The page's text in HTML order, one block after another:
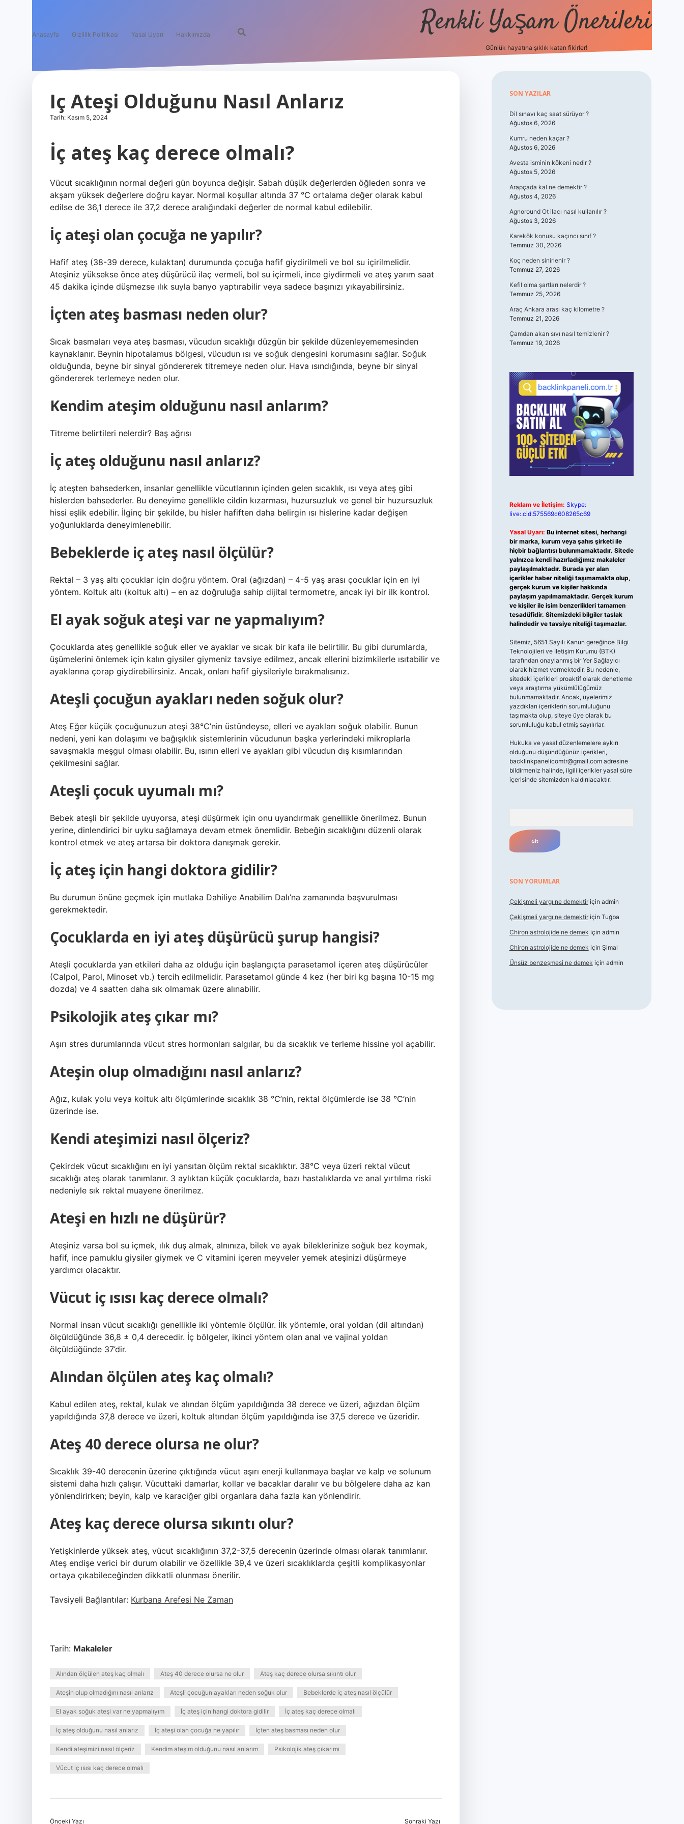
Anasayfa Gizlilik Politikası Yasal Uyarı Hakkımızda Renkli Yaşam Önerileri
Günlük hayatına şıklık katan fikirler!
Iç Ateşi Olduğunu Nasıl Anlarız
Tarih: Kasım 5, 2024
İç ateş kaç derece olmalı?
Vücut sıcaklığının normal değeri gün boyunca değişir. Sabah düşük değerlerden öğleden sonra ve
akşam yüksek değerlere doğru kayar. Normal koşullar altında 37 °C ortalama değer olarak kabul
edilse de 36,1 derece ile 37,2 derece aralığındaki değerler de normal kabul edilebilir.
İç ateşi olan çocuğa ne yapılır?
Hafif ateş (38-39 derece, kulaktan) durumunda çocuğa hafif giydirilmeli ve bol su içirilmelidir.
Ateşiniz yüksekse önce ateş düşürücü ilaç vermeli, bol su içirmeli, ince giydirmeli ve ateş yarım saat
45 dakika içinde düşmezse ılık suyla banyo yaptırabilir veya sadece başınızı yıkayabilirsiniz.
İçten ateş basması neden olur?
Sıcak basmaları veya ateş basması, vücudun sıcaklığı düzgün bir şekilde düzenleyememesinden
kaynaklanır. Beynin hipotalamus bölgesi, vücudun ısı ve soğuk dengesini korumasını sağlar. Soğuk
olduğunda, beyne bir sinyal göndererek titremeye neden olur. Hava ısındığında, beyne bir sinyal
göndererek terlemeye neden olur.
Kendim ateşim olduğunu nasıl anlarım?
Titreme belirtileri nelerdir? Baş ağrısı
İç ateş olduğunu nasıl anlarız?
İç ateşten bahsederken, insanlar genellikle vücutlarının içinden gelen sıcaklık, ısı veya ateş gibi
hislerden bahsederler. Bu deneyime genellikle cildin kızarması, huzursuzluk ve genel bir huzursuzluk
hissi eşlik edebilir. İlginç bir şekilde, bu hisler hafiften daha belirgin ısı hislerine kadar değişen
yoğunluklarda deneyimlenebilir.
Bebeklerde iç ateş nasıl ölçülür?
Rektal – 3 yaş altı çocuklar için doğru yöntem. Oral (ağızdan) – 4-5 yaş arası çocuklar için en iyi
yöntem. Koltuk altı (koltuk altı) – en az doğruluğa sahip dijital termometre, ancak iyi bir ilk kontrol.
El ayak soğuk ateşi var ne yapmalıyım?
Çocuklarda ateş genellikle soğuk eller ve ayaklar ve sıcak bir kafa ile belirtilir. Bu gibi durumlarda,
üşümelerini önlemek için kalın giysiler giymeniz tavsiye edilmez, ancak ellerini bizimkilerle ısıtabilir ve
ayaklarına çorap giydirebilirsiniz. Ancak, onları hafif giysileriyle bırakmalısınız.
Ateşli çocuğun ayakları neden soğuk olur?
Ateş Eğer küçük çocuğunuzun ateşi 38°C’nin üstündeyse, elleri ve ayakları soğuk olabilir. Bunun
nedeni, yeni kan dolaşımı ve bağışıklık sistemlerinin vücudunun başka yerlerindeki mikroplarla
savaşmakla meşgul olması olabilir. Bu, ısının elleri ve ayakları gibi vücudun dış kısımlarından
çekilmesini sağlar.
Ateşli çocuk uyumalı mı?
Bebek ateşli bir şekilde uyuyorsa, ateşi düşürmek için onu uyandırmak genellikle önerilmez. Bunun
yerine, dinlendirici bir uyku sağlamaya devam etmek önemlidir. Bebeğin sıcaklığını düzenli olarak
kontrol etmek ve ateş artarsa ​​bir doktora danışmak gerekir.
İç ateş için hangi doktora gidilir?
Bu durumun önüne geçmek için mutlaka Dahiliye Anabilim Dalı’na zamanında başvurulması
gerekmektedir.
Çocuklarda en iyi ateş düşürücü şurup hangisi?
Ateşli çocuklarda yan etkileri daha az olduğu için başlangıçta parasetamol içeren ateş düşürücüler
(Calpol, Parol, Minoset vb.) tercih edilmelidir. Parasetamol günde 4 kez (her biri kg başına 10-15 mg
dozda) ve 4 saatten daha sık olmamak üzere alınabilir.
Psikolojik ateş çıkar mı?
Aşırı stres durumlarında vücut stres hormonları salgılar, bu da sıcaklık ve terleme hissine yol açabilir.
Ateşin olup olmadığını nasıl anlarız?
Ağız, kulak yolu veya koltuk altı ölçümlerinde sıcaklık 38 °C’nin, rektal ölçümlerde ise 38 °C’nin
üzerinde ise.
Kendi ateşimizi nasıl ölçeriz?
Çekirdek vücut sıcaklığını en iyi yansıtan ölçüm rektal sıcaklıktır. 38°C veya üzeri rektal vücut
sıcaklığı ateş olarak tanımlanır. 3 aylıktan küçük çocuklarda, bazı hastalıklarda ve anal yırtılma riski
nedeniyle sık rektal muayene önerilmez.
Ateşi en hızlı ne düşürür?
Ateşiniz varsa bol su içmek, ılık duş almak, alnınıza, bilek ve ayak bileklerinize soğuk bez koymak,
hafif, ince pamuklu giysiler giymek ve C vitamini içeren meyveler yemek ateşinizi düşürmeye
yardımcı olacaktır.
Vücut iç ısısı kaç derece olmalı?
Normal insan vücut sıcaklığı genellikle iki yöntemle ölçülür. İlk yöntemle, oral yoldan (dil altından)
ölçüldüğünde 36,8 ± 0,4 derecedir. İç bölgeler, ikinci yöntem olan anal ve vajinal yoldan
ölçüldüğünde 37’dir.
Alından ölçülen ateş kaç olmalı?
Kabul edilen ateş, rektal, kulak ve alından ölçüm yapıldığında 38 derece ve üzeri, ağızdan ölçüm
yapıldığında 37,8 derece ve üzeri, koltuk altından ölçüm yapıldığında ise 37,5 derece ve üzeridir.
Ateş 40 derece olursa ne olur?
Sıcaklık 39-40 derecenin üzerine çıktığında vücut aşırı enerji kullanmaya başlar ve kalp ve solunum
sistemi daha hızlı çalışır. Vücuttaki damarlar, kollar ve bacaklar daralır ve bu bölgelere daha az kan
yönlendirirken; beyin, kalp ve karaciğer gibi organlara daha fazla kan yönlendirir.
Ateş kaç derece olursa sıkıntı olur?
Yetişkinlerde yüksek ateş, vücut sıcaklığının 37,2-37,5 derecenin üzerinde olması olarak tanımlanır.
Ateş endişe verici bir durum olabilir ve özellikle 39,4 ve üzeri sıcaklıklarda çeşitli komplikasyonlar
ortaya çıkabileceğinden dikkatli olunması önerilir.
Tavsiyeli Bağlantılar: Kurbana Arefesi Ne Zaman
Tarih: Makaleler
Alından ölçülen ateş kaç olmalı Ateş 40 derece olursa ne olur Ateş kaç derece olursa sıkıntı olur
Ateşin olup olmadığını nasıl anlarız Ateşli çocuğun ayakları neden soğuk olur Bebeklerde iç ateş nasıl ölçülür
El ayak soğuk ateşi var ne yapmalıyım İç ateş için hangi doktora gidilir İç ateş kaç derece olmalı
İç ateş olduğunu nasıl anlarız İç ateşi olan çocuğa ne yapılır İçten ateş basması neden olur
Kendi ateşimizi nasıl ölçeriz Kendim ateşim olduğunu nasıl anlarım Psikolojik ateş çıkar mı
Vücut iç ısısı kaç derece olmalı
Önceki Yazı Sonraki Yazı
Sidebar
SON YAZILAR
Dil sınavı kaç saat sürüyor ?
Ağustos 6, 2026
Kumru neden kaçar ?
Ağustos 6, 2026
Avesta isminin kökeni nedir ?
Ağustos 5, 2026
Arapçada kal ne demektir ?
Ağustos 4, 2026
Agnoround Ot ilacı nasıl kullanılır ?
Ağustos 3, 2026
Karekök konusu kaçıncı sınıf ?
Temmuz 30, 2026
Koç neden sinirlenir ?
Temmuz 27, 2026
Kefil olma şartları nelerdir ?
Temmuz 25, 2026
Araç Ankara arası kaç kilometre ?
Temmuz 21, 2026
Çamdan akan sıvı nasıl temizlenir ?
Temmuz 19, 2026
Reklam ve İletişim: Skype:
live:.cid.575569c608265c69
Yasal Uyarı: Bu internet sitesi, herhangi
bir marka, kurum veya şahıs şirketi ile
hiçbir bağlantısı bulunmamaktadır. Sitede
yalnızca kendi hazırladığımız makaleler
paylaşılmaktadır. Burada yer alan
içerikler haber niteliği taşımamakta olup,
gerçek kurum ve kişiler hakkında
paylaşım yapılmamaktadır. Gerçek kurum
ve kişiler ile isim benzerlikleri tamamen
tesadüfidir. Sitemizdeki bilgiler taslak
halindedir ve tavsiye niteliği taşımazlar.
Sitemiz, 5651 Sayılı Kanun gereğince Bilgi
Teknolojileri ve İletişim Kurumu (BTK)
tarafından onaylanmış bir Yer Sağlayıcı
olarak hizmet vermektedir. Bu nedenle,
sitedeki içerikleri proaktif olarak denetleme
veya araştırma yükümlülüğümüz
bulunmamaktadır. Ancak, üyelerimiz
yazdıkları içeriklerin sorumluluğunu
taşımakta olup, siteye üye olarak bu
sorumluluğu kabul etmiş sayılırlar.
Hukuka ve yasal düzenlemelere aykırı
olduğunu düşündüğünüz içerikleri,
backlinkpanelicomtr@gmail.comadresine
bildirmeniz halinde, ilgili içerikler yasal süre
içerisinde sitemizden kaldırılacaktır.
SON YORUMLAR
Çekişmeli yargı ne demektiriçin admin
Çekişmeli yargı ne demektiriçin Tuğba
Chiron astrolojide ne demek için admin
Chiron astrolojide ne demek için Şimal
Ünsüz benzeşmesi ne demek için admin